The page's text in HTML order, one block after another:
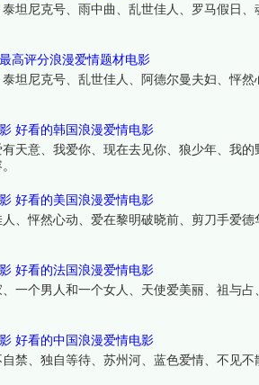
坦尼克号、雨中曲、乱世佳人、罗马假日
高评分浪漫爱情题材电影
坦尼克号、乱世佳人、阿德尔曼夫妇、怦
好看的韩国浪漫爱情电影
天意、我爱你、现在去见你、狼少年、我
好看的美国浪漫爱情电影
、怦然心动、爱在黎明破晓前、剪刀手爱
好看的法国浪漫爱情电影
一个男人和一个女人、天使爱美丽、祖与
好看的中国浪漫爱情电影
禁、独自等待、苏州河、蓝色爱情、不见